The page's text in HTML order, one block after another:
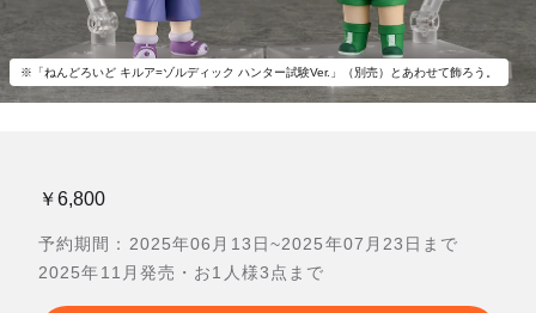
※「ねんどろいど キルア=ゾルディック ハンター試験Ver.」（別売）とあわせて飾ろう。
￥6,800
予約期間：2025年06月13日~2025年07月23日まで
2025年11月発売・お1人様3点まで